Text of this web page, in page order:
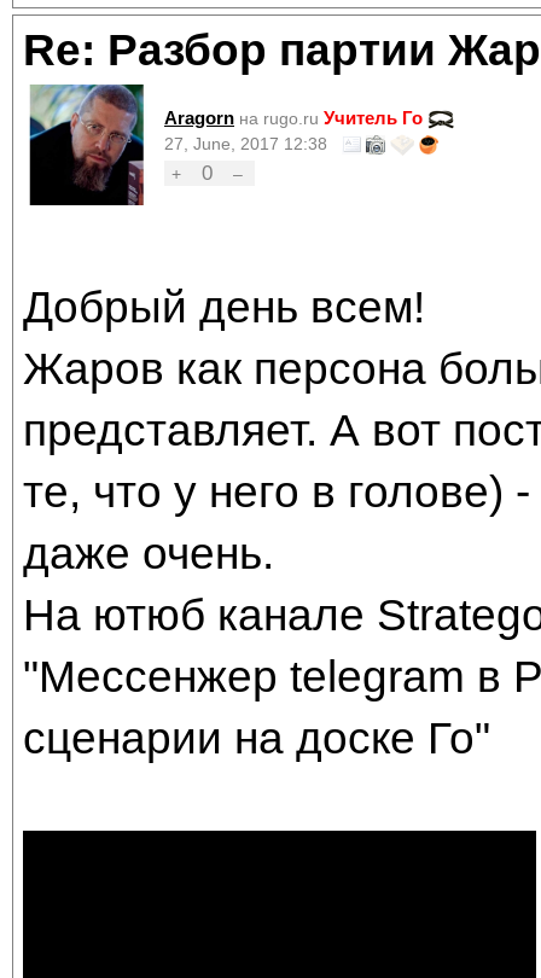
Re: Разбор партии
Aragorn на rugo.ru Учитель Го
27, June, 2017 12:38
+
0 –
Добрый день всем!
Жаров как персона
представляет. А вот
те, что у него в голове)
даже очень.
На ютюб канале
"Мессенжер telegram в
сценарии на доске Го"